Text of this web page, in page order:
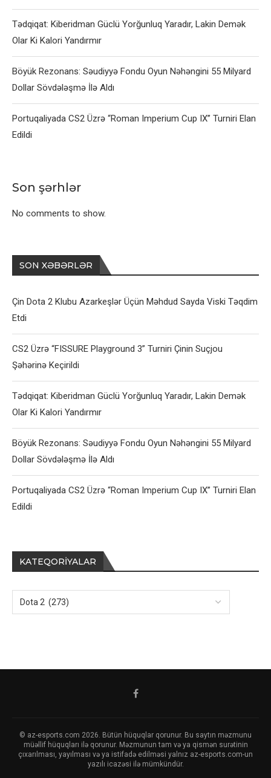
Tədqiqat: Kiberidman Güclü Yorğunluq Yaradır, Lakin Demək
Olar Ki Kalori Yandırmır
Böyük Rezonans: Səudiyyə Fondu Oyun Nəhəngini 55 Milyard
Dollar Sövdələşmə İlə Aldı
Portuqaliyada CS2 Üzrə “Roman Imperium Cup IX” Turniri Elan
Edildi
Son şərhlər
No comments to show.
SON XƏBƏRLƏR
Çin Dota 2 Klubu Azarkeşlər Üçün Məhdud Sayda Viski Təqdim
Etdi
CS2 Üzrə “FISSURE Playground 3” Turniri Çinin Suçjou
Şəhərinə Keçirildi
Tədqiqat: Kiberidman Güclü Yorğunluq Yaradır, Lakin Demək
Olar Ki Kalori Yandırmır
Böyük Rezonans: Səudiyyə Fondu Oyun Nəhəngini 55 Milyard
Dollar Sövdələşmə İlə Aldı
Portuqaliyada CS2 Üzrə “Roman Imperium Cup IX” Turniri Elan
Edildi
KATEQORIYALAR
© az-esports.com 2026. Bütün hüquqlar qorunur. Bu saytın məzmunu
müəllif hüquqları ilə qorunur. Məzmunun tam və ya qismən surətinin
çıxarılması, yayılması və ya istifadə edilməsi yalnız az-esports.com-un
yazılı icazəsi ilə mümkündür.